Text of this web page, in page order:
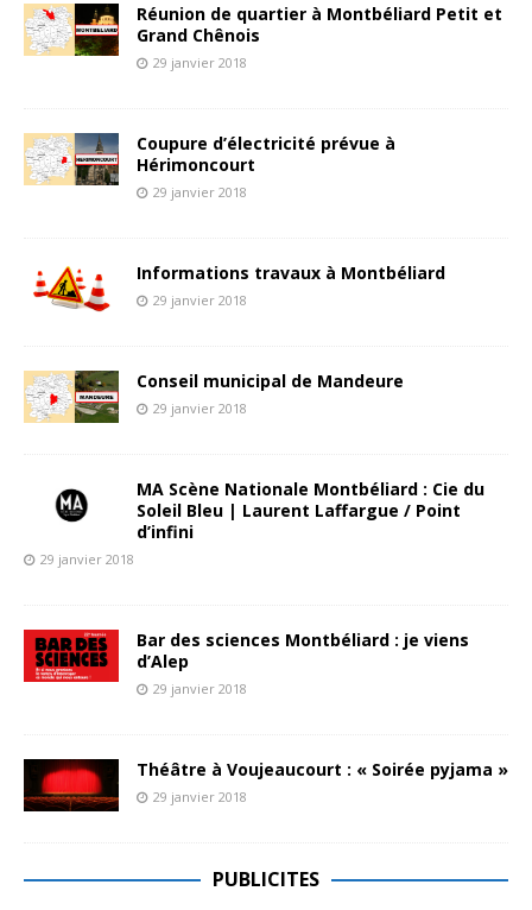
Réunion de quartier à Montbéliard Petit et
Grand Chênois
29 janvier 2018
Coupure d’électricité prévue à
Hérimoncourt
29 janvier 2018
Informations travaux à Montbéliard
29 janvier 2018
Conseil municipal de Mandeure
29 janvier 2018
MA Scène Nationale Montbéliard : Cie du
Soleil Bleu | Laurent Laffargue / Point
d’infini
29 janvier 2018
Bar des sciences Montbéliard : je viens
d’Alep
29 janvier 2018
Théâtre à Voujeaucourt : « Soirée pyjama »
29 janvier 2018
PUBLICITES